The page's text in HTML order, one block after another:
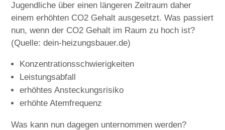
Jugendliche über einen längeren Zeitraum daher
einem erhöhten CO2 Gehalt ausgesetzt. Was passiert
nun, wenn der CO2 Gehalt im Raum zu hoch ist?
(Quelle: dein-heizungsbauer.de)
Konzentrationsschwierigkeiten
Leistungsabfall
erhöhtes Ansteckungsrisiko
erhöhte Atemfrequenz
Was kann nun dagegen unternommen werden?